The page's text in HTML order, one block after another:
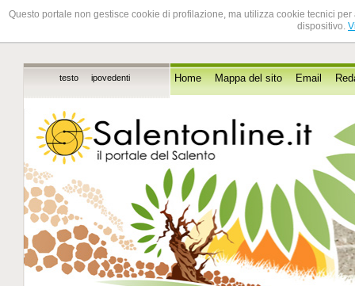
Questo portale non gestisce cookie di profilazione, ma utilizza cookie tecnici
dispositivo.
testo ipovedenti Home Mappa del sito Email